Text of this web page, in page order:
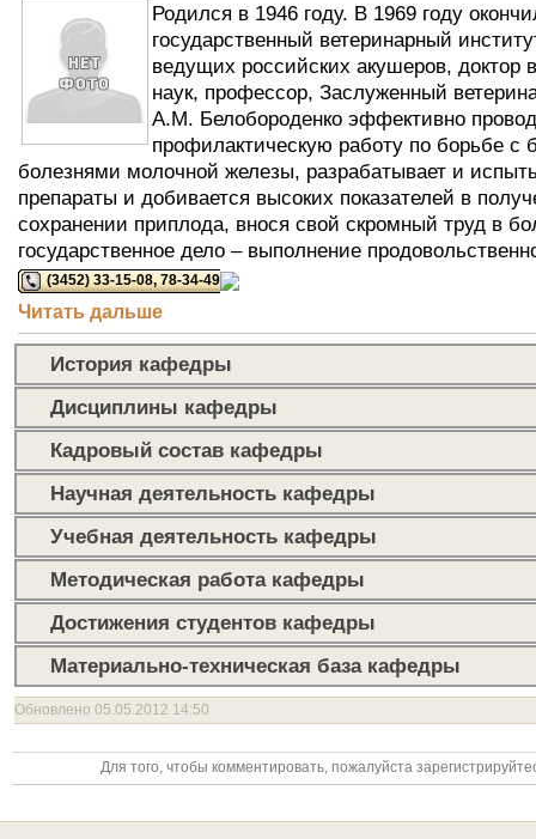
Родился в 1946 году. В 1969 году
государственный ветеринарный
ведущих российских акушеров, доктор
наук, профессор, Заслуженный
А.М. Белобороденко эффективно
профилактическую работу по борьбе с
болезнями молочной железы, разрабатывает и
препараты и добивается высоких показателей в
сохранении приплода, внося свой скромный труд в
государственное дело – выполнение
(3452) 33-15-08, 78-34-49
Читать дальше
История кафедры
Дисциплины кафедры
Кадровый состав кафедры
Научная деятельность кафедры
Учебная деятельность кафедры
Методическая работа кафедры
Достижения студентов кафедры
Материально-техническая база кафедры
Обновлено 05.05.2012 14:50
Для того, чтобы комментировать, пожалуйста